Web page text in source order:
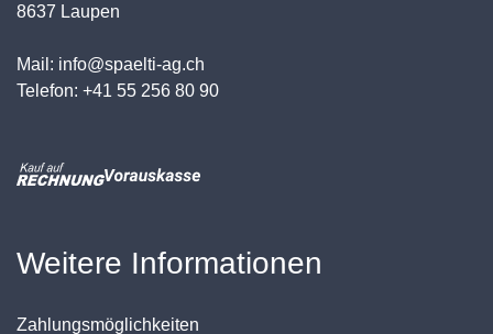
8637 Laupen
Mail: info@spaelti-ag.ch
Telefon: +41 55 256 80 90
Weitere Informationen
Zahlungsmöglichkeiten